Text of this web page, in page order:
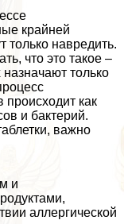
крайней
только навредить.
что это такое –
только
как
и бактерий.
важно
и
аллергической